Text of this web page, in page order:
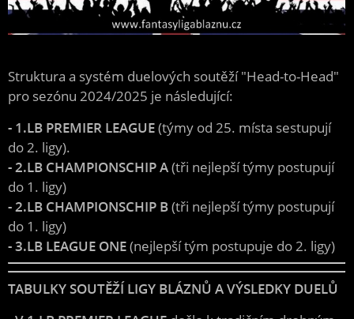
Struktura a systém duelových soutěží "Head-to-Head"
pro sezónu 2024/2025 je následující:
- 1.LB PREMIER LEAGUE(týmy od 25. místa sestupují
do 2. ligy).
- 2.LB CHAMPIONSCHIP A(tři nejlepší týmy postupují
do 1. ligy)
- 2.LB CHAMPIONSCHIP B(tři nejlepší týmy postupují
do 1. ligy)
- 3.LB LEAGUE ONE(nejlepší tým postupuje do 2. ligy)
TABULKY SOUTĚŽÍ LIGY BLÁZNŮ A VÝSLEDKY DUELŮ